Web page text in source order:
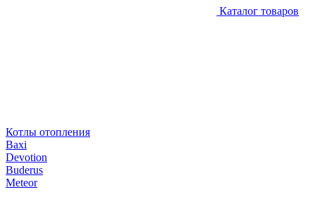
Каталог товаров
Котлы отопления
Baxi
Devotion
Buderus
Meteor